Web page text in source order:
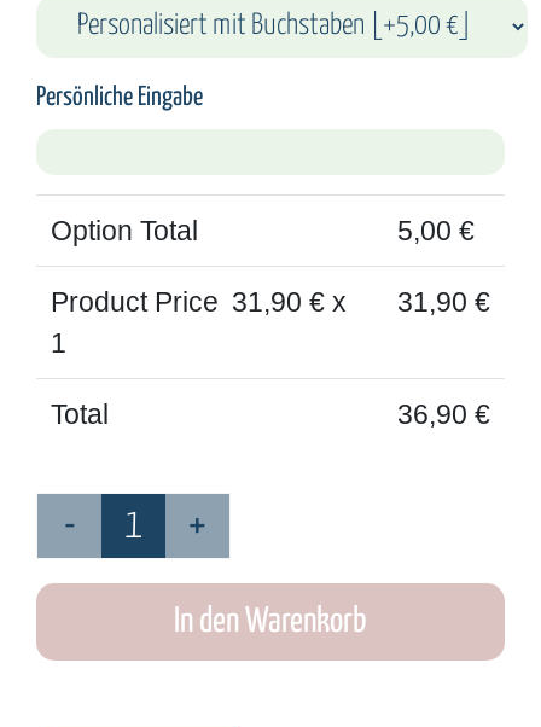
Persönliche Eingabe
Option Total 5,00 €
Product Price 31,90 € x
1
31,90 €
Total 36,90 €
Zeugnismappe
Menge
In den Warenkorb